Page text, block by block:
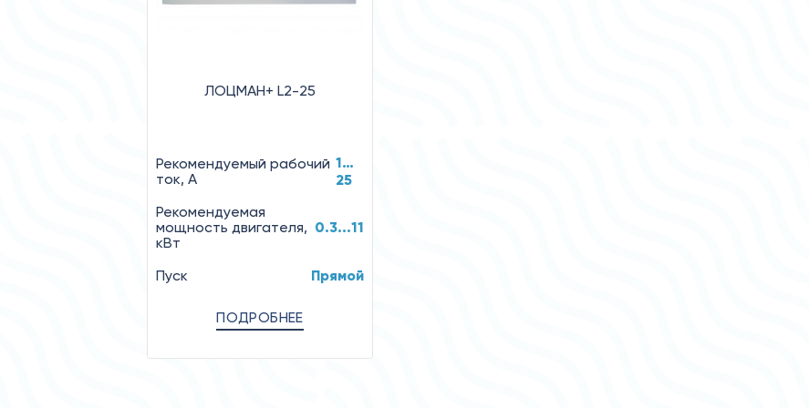
ЛОЦМАН+ L2-25
Рекомендуемый рабочий
ток, А
1…
25
Рекомендуемая
мощность двигателя,
кВт
0.3...11
Пуск Прямой
ПОДРОБНЕЕ